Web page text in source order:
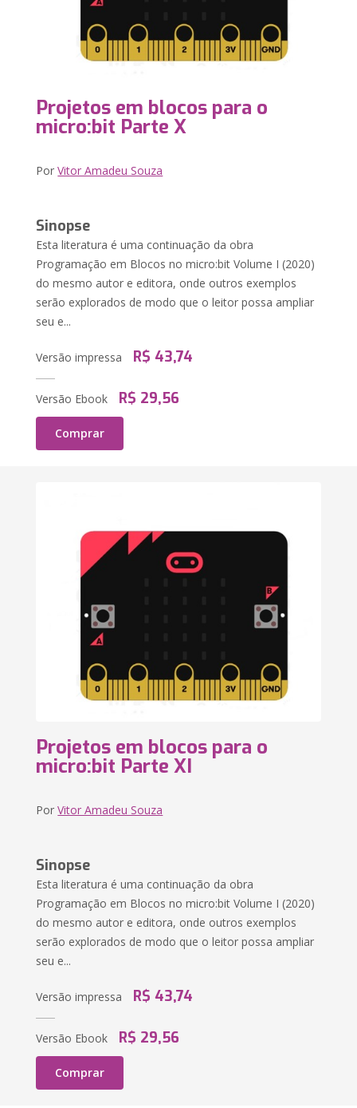
Projetos em blocos para o
micro:bit Parte X
PorVitor Amadeu Souza
Sinopse
Esta literatura é uma continuação da obra
Programação em Blocos no micro:bit Volume I (2020)
do mesmo autor e editora, onde outros exemplos
serão explorados de modo que o leitor possa ampliar
seu e...
Versão impressa R$ 43,74
Versão Ebook R$ 29,56
Comprar
Projetos em blocos para o
micro:bit Parte XI
PorVitor Amadeu Souza
Sinopse
Esta literatura é uma continuação da obra
Programação em Blocos no micro:bit Volume I (2020)
do mesmo autor e editora, onde outros exemplos
serão explorados de modo que o leitor possa ampliar
seu e...
Versão impressa R$ 43,74
Versão Ebook R$ 29,56
Comprar